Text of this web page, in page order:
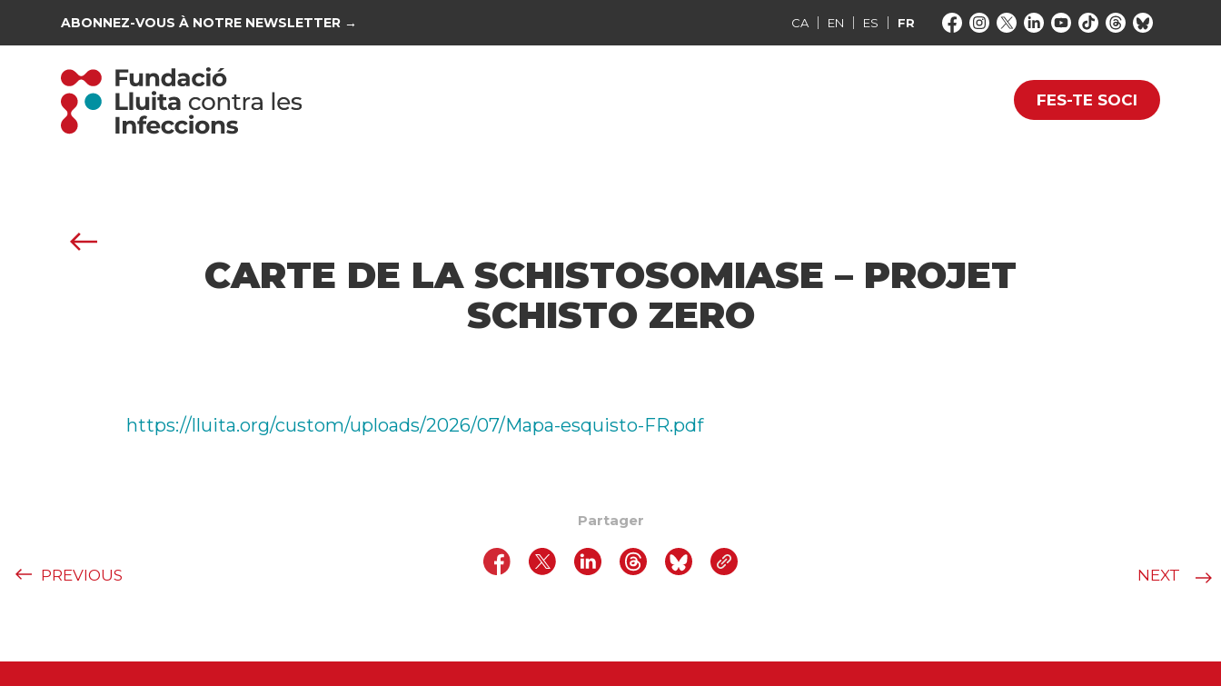
ABONNEZ-VOUS À NOTRE NEWSLETTER → CA EN ES FR
FES-TE SOCI
CARTE DE LA SCHISTOSOMIASE – PROJET
SCHISTO ZERO
https://lluita.org/custom/uploads/2026/07/Mapa-esquisto-FR.pdf
Partager
PREVIOUS NEXT